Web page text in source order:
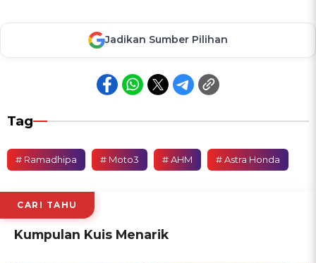
Jadikan Sumber Pilihan
Tag
# Ramadhipa # Moto3 # AHM # Astra Honda
CARI TAHU
Kumpulan Kuis Menarik